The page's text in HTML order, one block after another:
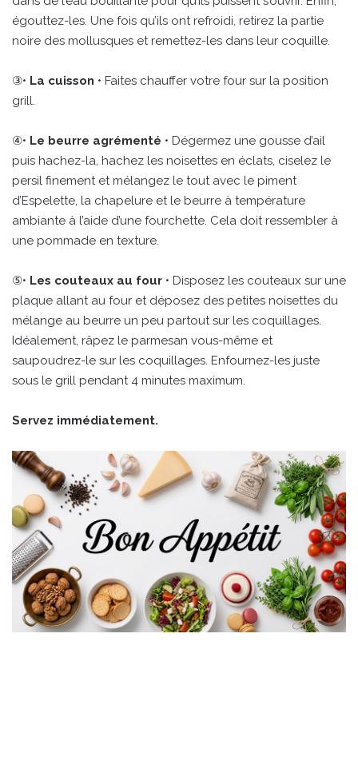
égouttez-les. Une fois qu’ils ont refroidi, retirez la partie
noire des mollusques et remettez-les dans leur coquille.
③• La cuisson • Faites chauffer votre four sur la position
grill.
④• Le beurre agrémenté • Dégermez une gousse d’ail
puis hachez-la, hachez les noisettes en éclats, ciselez le
persil finement et mélangez le tout avec le piment
d’Espelette, la chapelure et le beurre à température
ambiante à l’aide d’une fourchette. Cela doit ressembler à
une pommade en texture.
⑤• Les couteaux au four • Disposez les couteaux sur une
plaque allant au four et déposez des petites noisettes du
mélange au beurre un peu partout sur les coquillages.
Idéalement, râpez le parmesan vous-même et
saupoudrez-le sur les coquillages. Enfournez-les juste
sous le grill pendant 4 minutes maximum.
Servez immédiatement.